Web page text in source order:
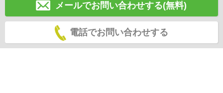
メールでお問い合わせする(無料)
電話でお問い合わせする